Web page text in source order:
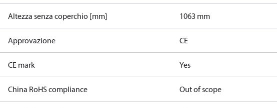
Altezza senza coperchio [mm] 1063 mm
Approvazione CE
CE mark Yes
China RoHS compliance Out of scope